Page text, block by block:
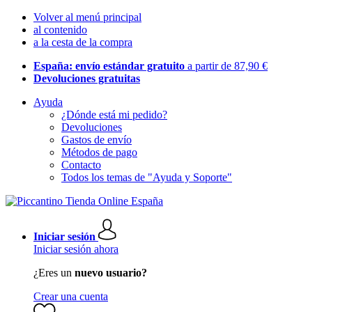
Volver al menú principal
al contenido
a la cesta de la compra
España: envío estándar gratuito a partir de 87,90 €
Devoluciones gratuitas
Ayuda
¿Dónde está mi pedido?
Devoluciones
Gastos de envío
Métodos de pago
Contacto
Todos los temas de "Ayuda y Soporte"
Iniciar sesión
Iniciar sesión ahora
¿Eres un nuevo usuario?
Crear una cuenta